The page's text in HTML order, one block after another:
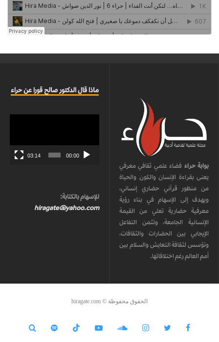
بوابة حراء فضاء علمي ثقافي معرفي
يعنى بقراءة الإنسان والكون والحياة
من منظور قرآني حضاري إنساني،
ويهدف إلى الإسهام في بناء رؤية
معرفية حضارية تعلي من القيمة
الإنسانية الجامعة، وتثمن التفاعل
الإيجابي بين الحضارات والثقافات،
وتؤسس لثقافة التعايش والسلام بين
أمم العالم رغم اختلافاتها.
ماذا قال الدكتور صالح قورا عن حراء
00:00
03:14
للإسهام بالكتابة:
hiragate@yahoo.com
الحقوق محفوظة © hiragate.com